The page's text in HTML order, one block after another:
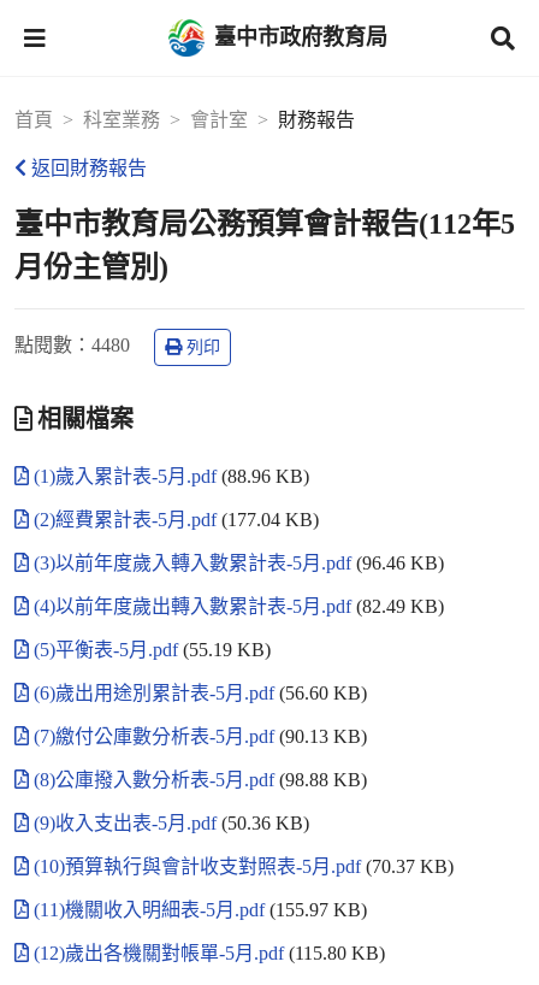
臺中市政府教育局
首頁 科室業務 會計室 財務報告
返回財務報告
臺中市教育局公務預算會計報告(112年5
月份主管別)
點閱數 ：4480 列印
相關檔案
(1)歲入累計表-5月.pdf(88.96 KB)
(2)經費累計表-5月.pdf(177.04 KB)
(3)以前年度歲入轉入數累計表-5月.pdf(96.46 KB)
(4)以前年度歲出轉入數累計表-5月.pdf(82.49 KB)
(5)平衡表-5月.pdf(55.19 KB)
(6)歲出用途別累計表-5月.pdf(56.60 KB)
(7)繳付公庫數分析表-5月.pdf(90.13 KB)
(8)公庫撥入數分析表-5月.pdf(98.88 KB)
(9)收入支出表-5月.pdf(50.36 KB)
(10)預算執行與會計收支對照表-5月.pdf(70.37 KB)
(11)機關收入明細表-5月.pdf(155.97 KB)
(12)歲出各機關對帳單-5月.pdf(115.80 KB)